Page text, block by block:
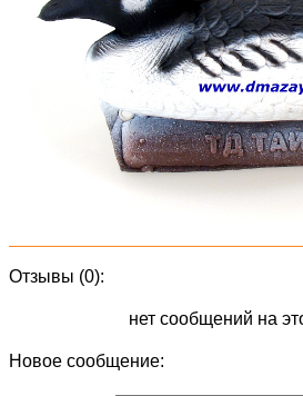
Отзывы (0):
нет сообщений на
Новое сообщение: